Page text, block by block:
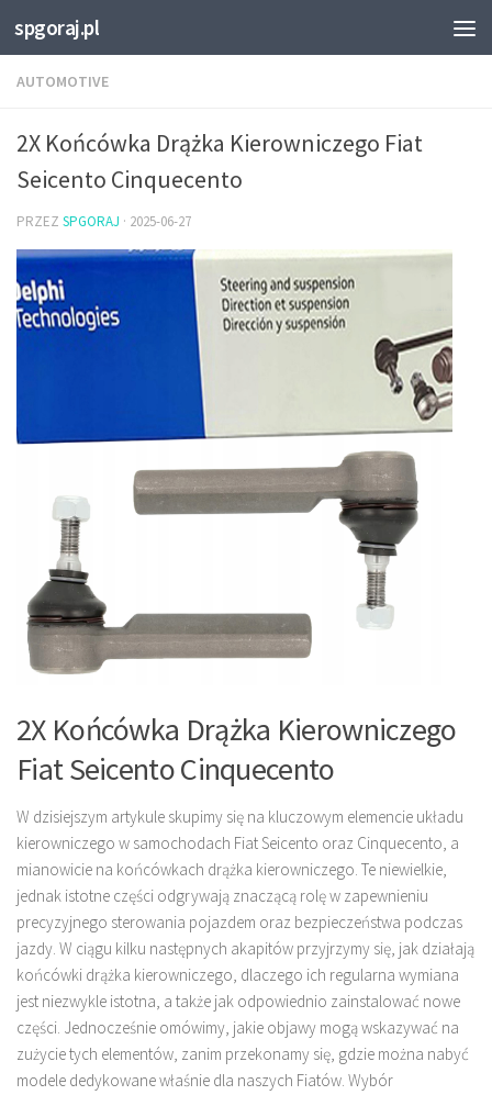
Przejdź do treści
spgoraj.pl
AUTOMOTIVE
2X Końcówka Drążka Kierowniczego Fiat
Seicento Cinquecento
PRZEZ SPGORAJ · 2025-06-27
2X Końcówka Drążka Kierowniczego
Fiat Seicento Cinquecento
W dzisiejszym artykule skupimy się na kluczowym elemencie układu
kierowniczego w samochodach Fiat Seicento oraz Cinquecento, a
mianowicie na końcówkach drążka kierowniczego. Te niewielkie,
jednak istotne części odgrywają znaczącą rolę w zapewnieniu
precyzyjnego sterowania pojazdem oraz bezpieczeństwa podczas
jazdy. W ciągu kilku następnych akapitów przyjrzymy się, jak działają
końcówki drążka kierowniczego, dlaczego ich regularna wymiana
jest niezwykle istotna, a także jak odpowiednio zainstalować nowe
części. Jednocześnie omówimy, jakie objawy mogą wskazywać na
zużycie tych elementów, zanim przekonamy się, gdzie można nabyć
modele dedykowane właśnie dla naszych Fiatów. Wybór